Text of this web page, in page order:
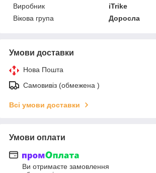
Виробник
iTrike
Вікова група
Доросла
Умови доставки
Нова Пошта
Самовивіз (обмежена )
Всі умови доставки
Умови оплати
Ви отримаєте замовлення